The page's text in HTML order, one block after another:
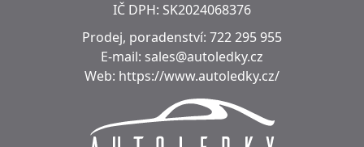
IČ DPH: SK2024068376
Prodej, poradenství: 722 295 955
E-mail: sales@autoledky.cz
Web: https://www.autoledky.cz/